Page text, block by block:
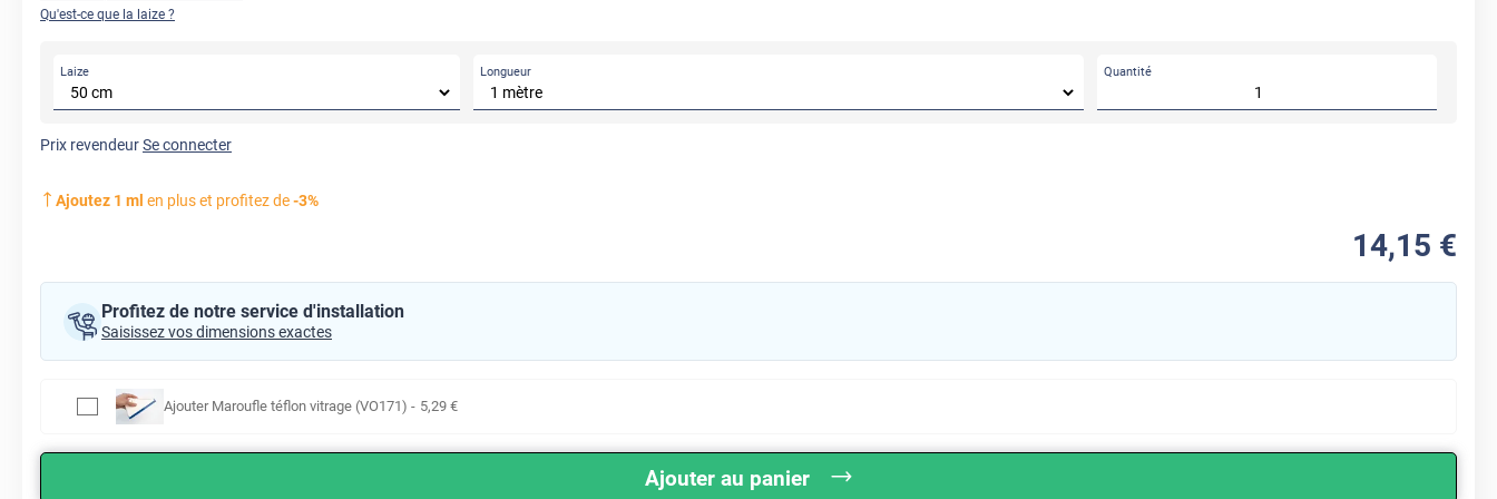
AVANT
Qu'est-ce que la laize ?
Laize Longueur Quantité
Prix revendeurSe connecter
Ajoutez 1 ml en plus et profitez de-3%
14,15 €
Profitez de notre service d'installation
Saisissez vos dimensions exactes
Ajouter Maroufle téflon vitrage (VO171) - 5,29 €
Ajouter au panier